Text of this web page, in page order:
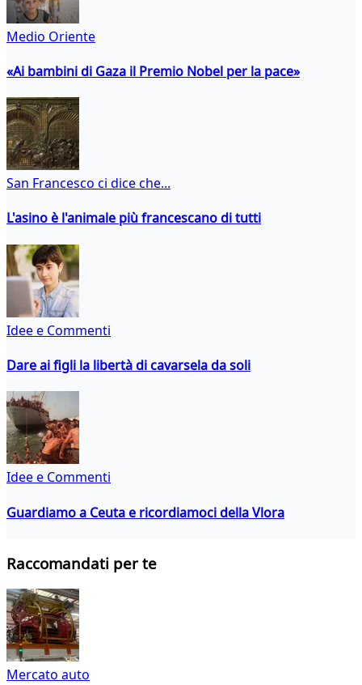
Medio Oriente
«Ai bambini di Gaza il Premio Nobel per la pace»
San Francesco ci dice che...
L'asino è l'animale più francescano di tutti
Idee e Commenti
Dare ai figli la libertà di cavarsela da soli
Idee e Commenti
Guardiamo a Ceuta e ricordiamoci della Vlora
Raccomandati per te
Mercato auto